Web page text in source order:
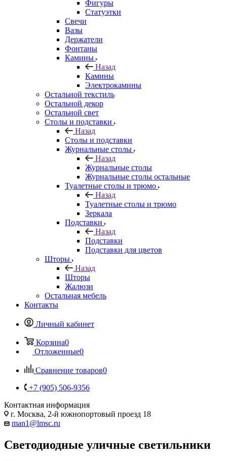
Фигуры
Статуэтки
Свечи
Вазы
Держатели
Фонтаны
Камины
Назад
Камины
Электрокамины
Остальной текстиль
Остальной декор
Остальной свет
Столы и подставки
Назад
Столы и подставки
Журнальные столы
Назад
Журнальные столы
Журнальные столы остальные
Туалетные столы и трюмо
Назад
Туалетные столы и трюмо
Зеркала
Подставки
Назад
Подставки
Подставки для цветов
Шторы
Назад
Шторы
Жалюзи
Остальная мебель
Контакты
Личный кабинет
Корзина0
Отложенные0
Сравнение товаров0
+7 (905) 506-9356
Контактная информация
г. Москва, 2-й южнопортовый проезд 18
man1@lmsc.ru
Светодиодные уличные светильники